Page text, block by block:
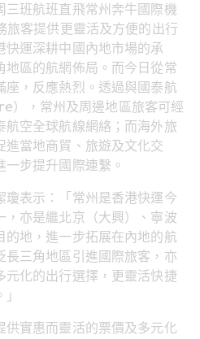
三班航班直飛常州奔牛國際機
旅客提供更靈活及方便的出行
運深耕中國內地市場的承
地區的航網佈局。而今日從常
座，反應熱烈。透過與國泰航
），常州及周邊地區旅客可經
航空全球航線網絡；而海外旅
當地商貿、旅遊及文化交
步提升國際連繫。
瓊表示：「常州是香港快運今
，亦是繼北京（大興）、寧波
的地，進一步拓展在內地的航
長三角地區引進國際旅客，亦
元化的出行選擇，更靈活快捷
供實惠而靈活的票價及多元化